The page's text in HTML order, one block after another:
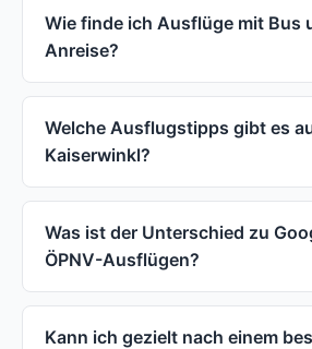
Wie finde ich Ausflüge mit Bus
Anreise?
Welche Ausflugstipps gibt es
Kaiserwinkl?
Was ist der Unterschied zu
ÖPNV-Ausflügen?
Kann ich gezielt nach einem